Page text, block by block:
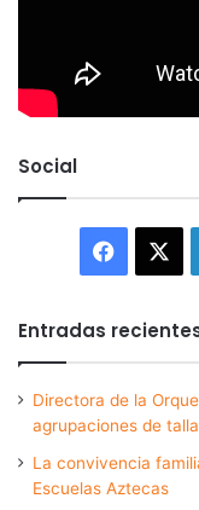
Social
Entradas
Directora de la
agrupaciones de
La convivencia
Escuelas Aztecas